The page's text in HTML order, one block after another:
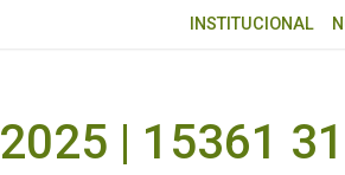
INSTITUCIONAL
| 15361